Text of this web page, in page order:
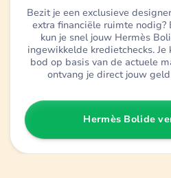
Bezit je een exclusieve
extra financiële ruimte nodig?
kun je snel jouw Hermès
ingewikkelde kredietchecks.
bod op basis van de actuele
ontvang je direct jouw
Hermès Bolide